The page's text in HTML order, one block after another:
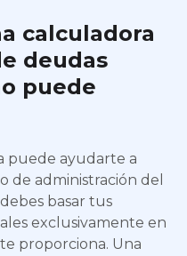
calculadora
deudas
puede
puede ayudarte a
de administración del
basar tus
exclusivamente en
proporciona. Una